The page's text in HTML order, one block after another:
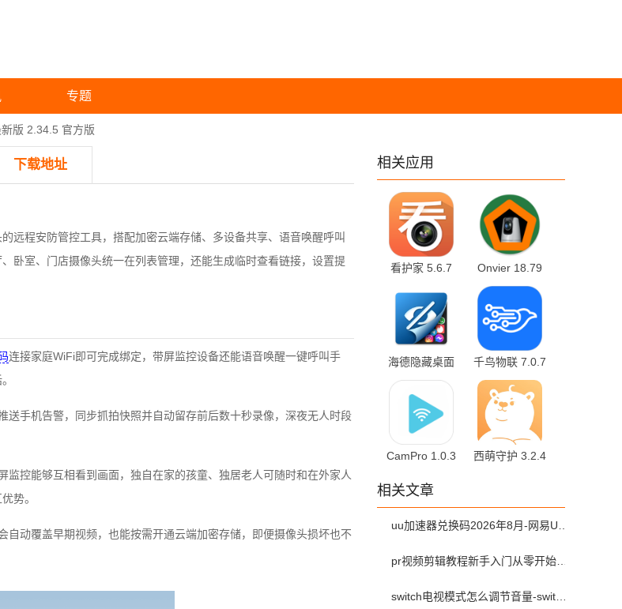
专题
版 2.34.5 官方版
下载地址
远程安防管控工具，搭配加密云端存储、多设备共享、语音唤醒呼叫
卧室、门店摄像头统一在列表管理，还能生成临时查看链接，设置提
连接家庭WiFi即可完成绑定，带屏监控设备还能语音唤醒一键呼叫手
送手机告警，同步抓拍快照并自动留存前后数十秒录像，深夜无人时段
监控能够互相看到画面，独自在家的孩童、独居老人可随时和在外家人
势。
自动覆盖早期视频，也能按需开通云端加密存储，即便摄像头损坏也不
相关应用
看护家 5.6.7
Onvier 18.79
中文版
海德隐藏桌面
v1.4.3 安卓版
千鸟物联 7.0.7
官方版
CamPro 1.0.3
西萌守护 3.2.4
相关文章